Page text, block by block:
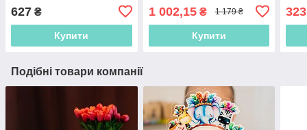
Копілка. Копилка
627 ₴
Купити
Україна з підсвічуванням
1 002,15₴ 1 179 ₴
Купити
323
Подібні товари компанії